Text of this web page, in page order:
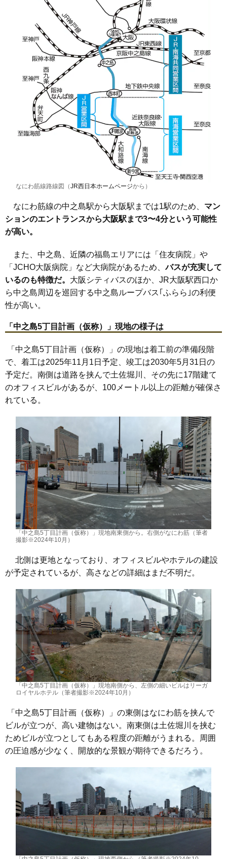
なにわ筋線路線図（JR西日本ホームページから）
なにわ筋線の中之島駅から大阪駅までは1駅のため、 マン
ションのエントランスから大阪駅まで3〜4分という可能性
が高い。
また、中之島、近隣の福島エリアには「住友病院」や
「JCHO大阪病院」など大病院があるため、バスが充実して
いるのも特徴だ。 大阪シティバスのほか、JR大阪駅西口か
ら中之島周辺を巡回する中之島ループバス｢ふらら｣の利便
性が高い。
「中之島5丁目計画（仮称）」現地の様子は
「中之島5丁目計画（仮称）」の現地は着工前の準備段階
で、着工は2025年11月1日予定、竣工は2030年5月31日の
予定だ。南側は道路を挟んで土佐堀川、その先に17階建て
のオフィスビルがあるが、100メートル以上の距離が確保さ
れている。
「中之島5丁目計画（仮称）」現地南東側から。右側がなにわ筋（筆者
撮影※2024年10月）
北側は更地となっており、オフィスビルやホテルの建設
が予定されているが、高さなどの詳細はまだ不明だ。
「中之島5丁目計画（仮称）」現地南側から、左側の細いビルはリーガ
ロイヤルホテル（筆者撮影※2024年10月）
「中之島5丁目計画（仮称）」の東側はなにわ筋を挟んで
ビルが立つが、高い建物はない。南東側は土佐堀川を挟む
ためビルが立つとしてもある程度の距離がうまれる。周囲
の圧迫感が少なく、開放的な景観が期待できるだろう。